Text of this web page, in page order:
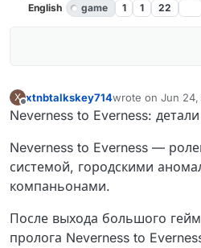
English game 1 1 22
X xtnbtalkskey714wrote on Jun 24,
last edited by
Neverness to Everness:
Neverness to Everness —
системой, городскими
компаньонами.
После выхода большого
пролога Neverness to